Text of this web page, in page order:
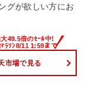
グが欲しい方にお
市場で見る